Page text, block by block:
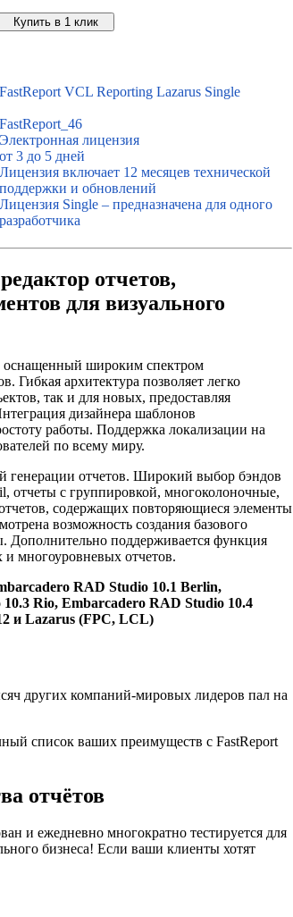
FastReport VCL Reporting Lazarus Single
FastReport_46
Электронная лицензия
от 3 до 5 дней
Лицензия включает 12 месяцев технической
поддержки и обновлений
Лицензия Single – предназначена для одного
разработчика
отчетов,
для визуального
оснащенный широким спектром
Гибкая архитектура позволяет легко
так и для новых, предоставляя
дизайнера шаблонов
работы. Поддержка локализации на
по всему миру.
генерации отчетов. Широкий выбор бэндов
отчеты с группировкой, многоколоночные,
содержащих повторяющиеся элементы
возможность создания базового
Дополнительно поддерживается функция
многоуровневых отчетов.
RAD Studio 10.1 Berlin,
Rio, Embarcadero RAD Studio 10.4
и Lazarus (FPC, LCL)
других компаний-мировых лидеров пал на
список ваших преимуществ с FastReport
отчётов
и ежедневно многократно тестируется для
бизнеса! Если ваши клиенты хотят